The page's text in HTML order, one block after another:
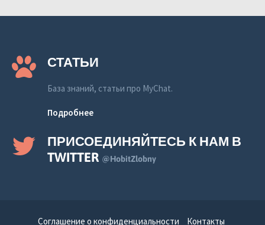
СТАТЬИ
База знаний, статьи про MyChat.
Подробнее
ПРИСОЕДИНЯЙТЕСЬ К НАМ В
TWITTER @HobitZlobny
Соглашение о конфиденциальности Контакты